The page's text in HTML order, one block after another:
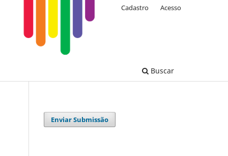
Buscar
Cadastro Acesso
Enviar Submissão